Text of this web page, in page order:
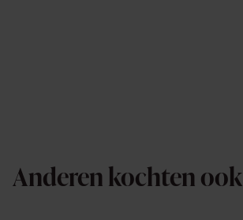
Anderen kochten ook